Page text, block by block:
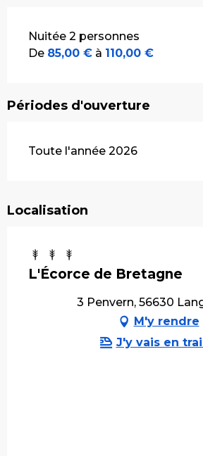
Tarifs 2026
Nuitée 2 personnes
De 85,00 € à 110,00 €
Périodes d'ouverture
Toute l'année 2026
Localisation
L'Écorce de Bretagne
3 Penvern, 56630
M'y rendre
J'y vais en